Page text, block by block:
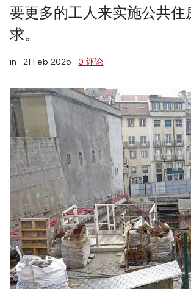
要更多的工人来实施公共
求。
in ·21 Feb 2025 ·0 评论